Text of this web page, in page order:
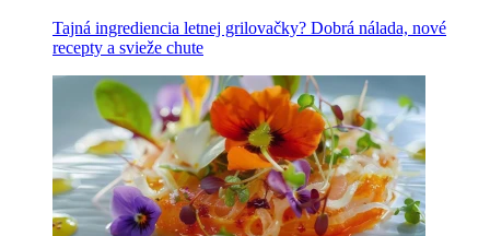
Tajná ingrediencia letnej grilovačky? Dobrá nálada, nové
recepty a svieže chute